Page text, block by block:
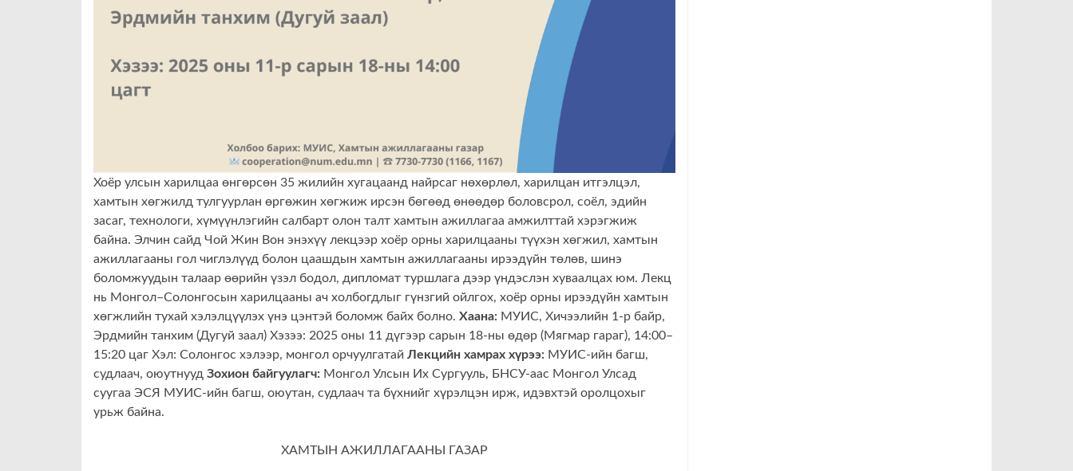
Хоёр улсын харилцаа өнгөрсөн 35 жилийн хугацаанд найрсаг нөхөрлөл, харилцан итгэлцэл,
хамтын хөгжилд тулгуурлан өргөжин хөгжиж ирсэн бөгөөд өнөөдөр боловсрол, соёл, эдийн
засаг, технологи, хүмүүнлэгийн салбарт олон талт хамтын ажиллагаа амжилттай хэрэгжиж
байна. Элчин сайд Чой Жин Вон энэхүү лекцээр хоёр орны харилцааны түүхэн хөгжил, хамтын
ажиллагааны гол чиглэлүүд болон цаашдын хамтын ажиллагааны ирээдүйн төлөв, шинэ
боломжуудын талаар өөрийн үзэл бодол, дипломат туршлага дээр үндэслэн хуваалцах юм. Лекц
нь Монгол–Солонгосын харилцааны ач холбогдлыг гүнзгий ойлгох, хоёр орны ирээдүйн хамтын
хөгжлийн тухай хэлэлцүүлэх үнэ цэнтэй боломж байх болно. Хаана: МУИС, Хичээлийн 1-р байр,
Эрдмийн танхим (Дугуй заал) Хэзээ: 2025 оны 11 дүгээр сарын 18-ны өдөр (Мягмар гараг), 14:00–
15:20 цаг Хэл: Солонгос хэлээр, монгол орчуулгатай Лекцийн хамрах хүрээ: МУИС-ийн багш,
судлаач, оюутнууд Зохион байгуулагч: Монгол Улсын Их Сургууль, БНСУ-аас Монгол Улсад
суугаа ЭСЯ МУИС-ийн багш, оюутан, судлаач та бүхнийг хүрэлцэн ирж, идэвхтэй оролцохыг
урьж байна.
ХАМТЫН АЖИЛЛАГААНЫ ГАЗАР